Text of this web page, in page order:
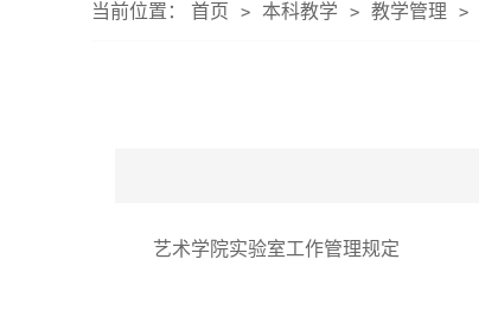
当前位置： 首页 > 本科教学 > 教学管理 >
艺术学院实验室工作管理规定